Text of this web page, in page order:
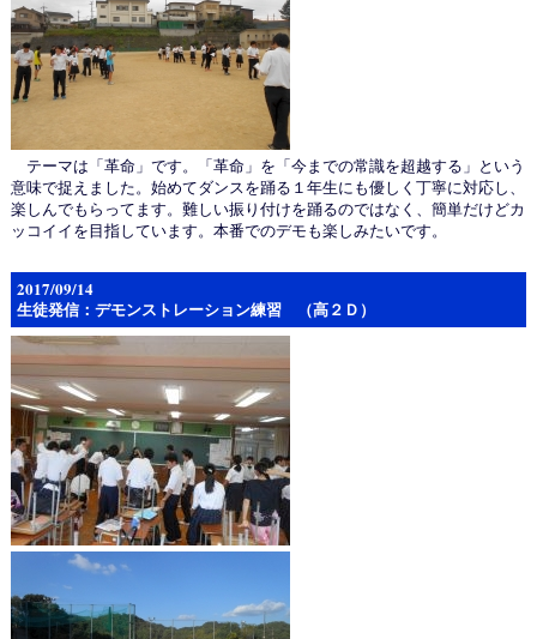
テーマは「革命」です。「革命」を「今までの常識を超越する」という
意味で捉えました。始めてダンスを踊る１年生にも優しく丁寧に対応し、
楽しんでもらってます。難しい振り付けを踊るのではなく、簡単だけどカ
ッコイイを目指しています。本番でのデモも楽しみたいです。
2017/09/14
生徒発信：デモンストレーション練習 （高２Ｄ）